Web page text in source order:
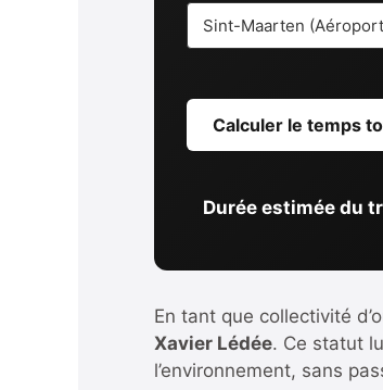
Calculer le temps
Durée estimée du
En tant que collectivité
Xavier Lédée. Ce statut
l’environnement, sans